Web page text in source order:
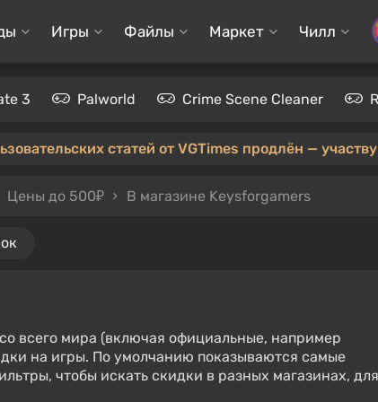
Игры Файлы Маркет Чилл
3 Palworld Crime Scene Cleaner
статей от VGTimes продлён —
Цены до 500₽ В магазине Keysforgamers
всего мира (включая официальные, например
на игры. По умолчанию показываются самые
чтобы искать скидки в разных магазинах, для